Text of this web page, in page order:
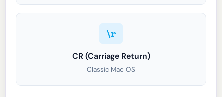
\r
CR (Carriage Return)
Classic Mac OS